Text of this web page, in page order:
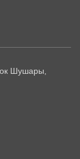
Шушары,